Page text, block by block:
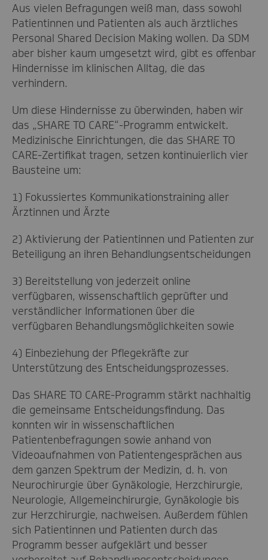
Aus vielen Befragungen weiß man, dass sowohl
Patientinnen und Patienten als auch ärztliches
Personal Shared Decision Making wollen. Da SDM
aber bisher kaum umgesetzt wird, gibt es offenbar
Hindernisse im klinischen Alltag, die das
verhindern.
Um diese Hindernisse zu überwinden, haben wir
das „SHARE TO CARE“-Programm entwickelt.
Medizinische Einrichtungen, die das SHARE TO
CARE-Zertifikat tragen, setzen kontinuierlich vier
Bausteine um:
1) Fokussiertes Kommunikationstraining aller
Ärztinnen und Ärzte
2) Aktivierung der Patientinnen und Patienten zur
Beteiligung an ihren Behandlungsentscheidungen
3) Bereitstellung von jederzeit online
verfügbaren, wissenschaftlich geprüfter und
verständlicher Informationen über die
verfügbaren Behandlungsmöglichkeiten sowie
4) Einbeziehung der Pflegekräfte zur
Unterstützung des Entscheidungsprozesses.
Das SHARE TO CARE-Programm stärkt nachhaltig
die gemeinsame Entscheidungsfindung. Das
konnten wir in wissenschaftlichen
Patientenbefragungen sowie anhand von
Videoaufnahmen von Patientengesprächen aus
dem ganzen Spektrum der Medizin, d. h. von
Neurochirurgie über Gynäkologie, Herzchirurgie,
Neurologie, Allgemeinchirurgie, Gynäkologie bis
zur Herzchirurgie, nachweisen. Außerdem fühlen
sich Patientinnen und Patienten durch das
Programm besser aufgeklärt und besser